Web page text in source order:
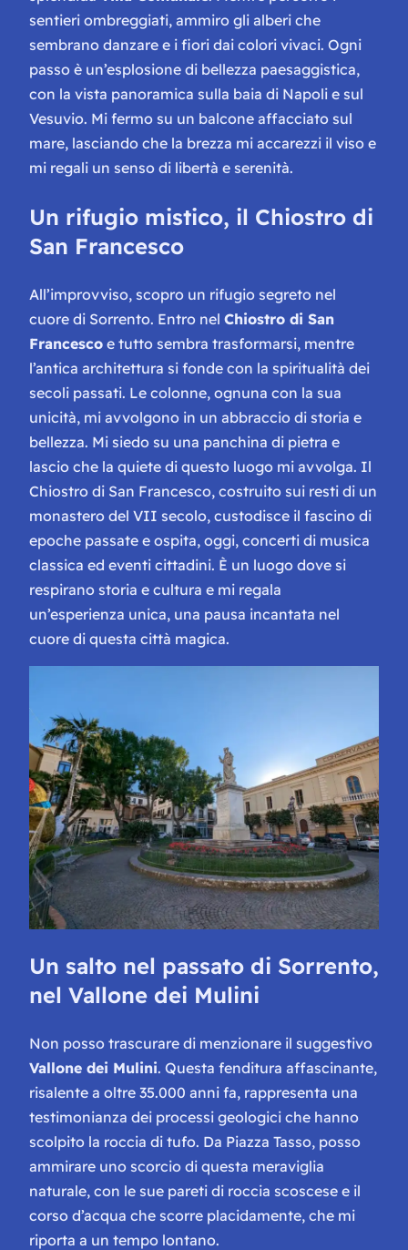
sentieri ombreggiati, ammiro gli alberi che
sembrano danzare e i fiori dai colori vivaci. Ogni
passo è un’esplosione di bellezza paesaggistica,
con la vista panoramica sulla baia di Napoli e sul
Vesuvio. Mi fermo su un balcone affacciato sul
mare, lasciando che la brezza mi accarezzi il viso e
mi regali un senso di libertà e serenità.
Un rifugio mistico, il Chiostro di
San Francesco
All’improvviso, scopro un rifugio segreto nel
cuore di Sorrento. Entro nel Chiostro di San
Francesco e tutto sembra trasformarsi, mentre
l’antica architettura si fonde con la spiritualità dei
secoli passati. Le colonne, ognuna con la sua
unicità, mi avvolgono in un abbraccio di storia e
bellezza. Mi siedo su una panchina di pietra e
lascio che la quiete di questo luogo mi avvolga. Il
Chiostro di San Francesco, costruito sui resti di un
monastero del VII secolo, custodisce il fascino di
epoche passate e ospita, oggi, concerti di musica
classica ed eventi cittadini. È un luogo dove si
respirano storia e cultura e mi regala
un’esperienza unica, una pausa incantata nel
cuore di questa città magica.
Un salto nel passato di Sorrento,
nel Vallone dei Mulini
Non posso trascurare di menzionare il suggestivo
Vallone dei Mulini. Questa fenditura affascinante,
risalente a oltre 35.000 anni fa, rappresenta una
testimonianza dei processi geologici che hanno
scolpito la roccia di tufo. Da Piazza Tasso, posso
ammirare uno scorcio di questa meraviglia
naturale, con le sue pareti di roccia scoscese e il
corso d’acqua che scorre placidamente, che mi
riporta a un tempo lontano.